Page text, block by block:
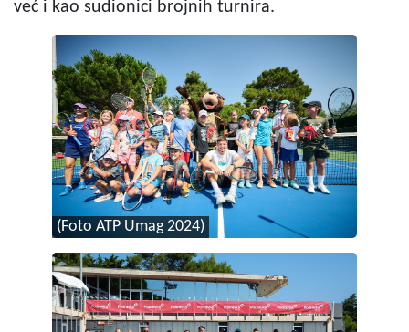
već i kao sudionici brojnih turnira.
(Foto ATP Umag 2024)